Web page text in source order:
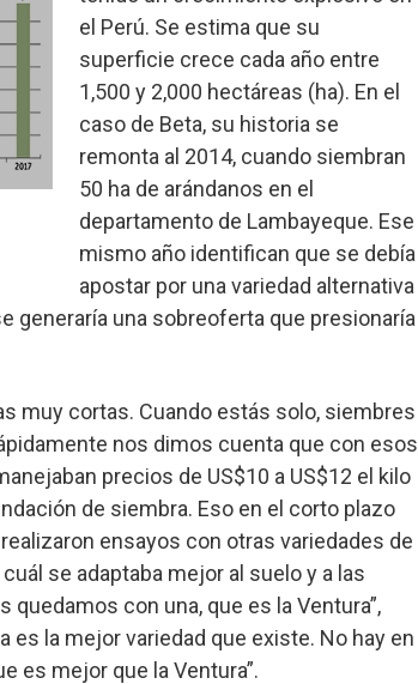
el Perú. Se estima que su
superficie crece cada año entre
1,500 y 2,000 hectáreas (ha). En el
caso de Beta, su historia se
remonta al 2014, cuando siembran
50 ha de arándanos en el
departamento de Lambayeque. Ese
mismo año identifican que se debía
apostar por una variedad alternativa
generaría una sobreoferta que presionaría
muy cortas. Cuando estás solo, siembres
nos dimos cuenta que con esos
precios de US$10 a US$12 el kilo
de siembra. Eso en el corto plazo
ensayos con otras variedades de
se adaptaba mejor al suelo y a las
con una, que es la Ventura”,
es la mejor variedad que existe. No hay en
es mejor que la Ventura”.